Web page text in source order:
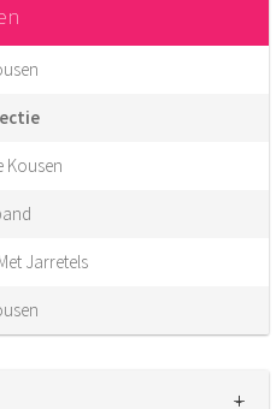
Kousen
Jarretels
-
+